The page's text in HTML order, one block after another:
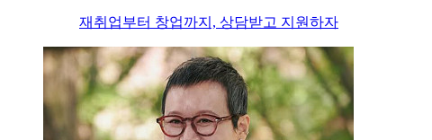
재취업부터 창업까지, 상담받고 지원하자